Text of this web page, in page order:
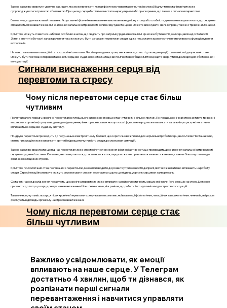
Також важливо звернути увагу на задишку, яка може виникати як при фізичному навантаженні, так і в спокої. Відчуття нестачі повітря може
супроводжуватися тривогою або панікою. При цьому, серцебиття може стати нерегулярним або прискореним, що також є сигналом перевтоми.
Втома — ще один важливий показник. Якщо звичні фізичні навантаження викликають надмірну втому або слабкість, це може вказувати на те, що серце не
справляється з навантаженням. Зниження загальної витривалості, коли ви відчуваєте, що не можете виконувати звичні справи, також є тривожним знаком.
Крім того, можуть з'явитися набряки, особливо в ногах, що свідчить про затримку рідини в організмі. Це може бути наслідком серцевої недостатності.
Зміни в апетиті або часті запаморочення також можуть бути ознаками перевтоми серця, адже недостатнє кровопостачання впливає на функціонування
всіх органів.
Не менш важливими є емоційні та психологічні симптоми. Часті перепади настрою, зниження здатності до концентрації, тривожність і депресивні стани
можуть бути пов’язані з перевантаженням серцево-судинної системи. Якщо ви помічаєте в собі ці симптоми, варто звернутися до лікаря для обстеження і
консультації.
Сигнали виснаження серця від
перевтоми та стресу
Чому після перевтоми серце стає більш
чутливим
Після тривалого періоду хронічної перевтоми і внутрішнього виснаження серце стає чутливим з кількох причин. По-перше, хронічний стрес активує тривожні
механізми в організмі, що призводить до підвищення рівня гормонів, таких як кортизол. Це, в свою чергу, може викликати запальні процеси, які негативно
впливають на серцево-судинну систему.
По-друге, перевтома призводить до порушень в електролітному балансі, що є критично важливим для нормальної роботи серцевих м'язів. Нестача калію,
магнію чи кальцію може викликати аритмії і підвищити чутливість серця до стресових ситуацій.
Також важливо врахувати, що під час перевтоми може спостерігатися зниження фізичної активності, що призводить до зниження загальної витривалості
серцево-судинної системи. Коли людина повертається до активного життя, серце може не справлятися з навантаженнями, стаючи більш чутливим до
фізичних і емоційних стресів.
Крім того, психологічний стан, пов'язаний з перевтомою, може призводити до розвитку тривожності і депресії, які також негативно впливають на роботу
серця. Стрес і емоційна напруга можуть спровокувати спазми коронарних судин, що підвищує ризик серцевих захворювань.
Останнім часом дослідження показують, що хронічна перевтома може впливати на нейропластичність серця, змінюючи його реакцію на стрес. Це може
призвести до того, що серце реагує на навантаження більш інтенсивно, ніж раніше, що робить його чутливішим до стресових ситуацій.
Таким чином, чутливість серця після хронічної перевтоми є результатом комплексної взаємодії фізіологічних, емоційних та психологічних чинників, які разом
формують відповідь організму на стрес і навантаження.
Чому після перевтоми серце стає
більш чутливим
Важливо усвідомлювати, як емоції
впливають на наше серце. У Телеграм
достатньо 4 хвилин, щоб ти дізнався, як
розпізнати перші сигнали
перевантаження і навчитися управляти